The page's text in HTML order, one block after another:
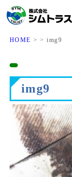
HOME > > img9
img9